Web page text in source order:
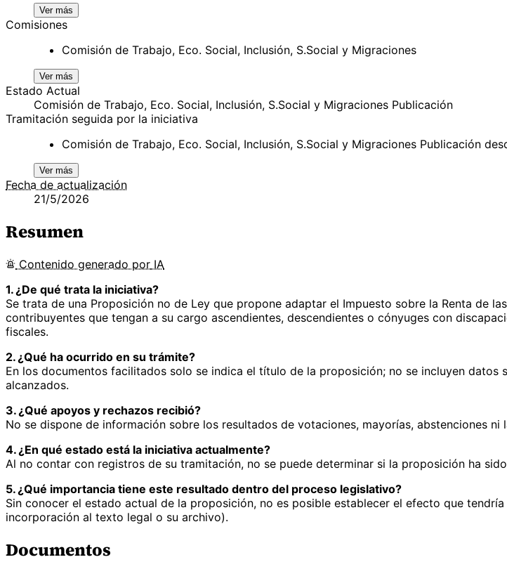
Ver más
Comisiones
Comisión de Trabajo, Eco. Social, Inclusión, S.Social y Migraciones
Ver más
Estado Actual
Comisión de Trabajo, Eco. Social, Inclusión, S.Social y Migraciones Publicación
Tramitación seguida por la iniciativa
Comisión de Trabajo, Eco. Social, Inclusión, S.Social y Migraciones Publicación
Ver más
Fecha de actualización
21/5/2026
Resumen
Contenido generado por IA
1. ¿De qué trata la iniciativa?
Se trata de una Proposición no de Ley que propone adaptar el Impuesto sobre la Renta de
contribuyentes que tengan a su cargo ascendientes, descendientes o cónyuges con
fiscales.
2. ¿Qué ha ocurrido en su trámite?
En los documentos facilitados solo se indica el título de la proposición; no se incluyen
alcanzados.
3. ¿Qué apoyos y rechazos recibió?
No se dispone de información sobre los resultados de votaciones, mayorías, abstenciones
4. ¿En qué estado está la iniciativa actualmente?
Al no contar con registros de su tramitación, no se puede determinar si la proposición ha
5. ¿Qué importancia tiene este resultado dentro del proceso legislativo?
Sin conocer el estado actual de la proposición, no es posible establecer el efecto que
incorporación al texto legal o su archivo).
Documentos